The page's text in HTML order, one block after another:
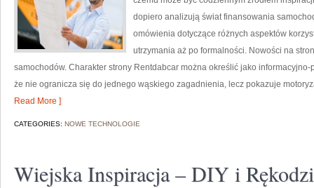
dopiero analizują świat finansowania
omówienia dotyczące różnych aspektów
utrzymania aż po formalności. Nowości na
samochodów. Charakter strony Rentdabcar można określić jako
że nie ogranicza się do jednego wąskiego zagadnienia, lecz pokazuje
Read More ]
CATEGORIES: NOWE TECHNOLOGIE
Wiejska Inspiracja – DIY i